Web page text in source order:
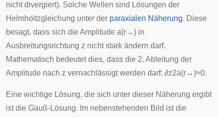
nicht divergiert). Solche Wellen sind Lösungen der
Helmholtzgleichung unter der paraxialen Näherung. Diese
besagt, dass sich die Amplitude a(r→) in
Ausbreitungsrichtung z nicht stark ändern darf.
Mathematisch bedeutet dies, dass die 2. Ableitung der
Amplitude nach z vernachlässigt werden darf: ∂z2a(r→)≈0.
Eine wichtige Lösung, die sich unter dieser Näherung ergibt
ist die Gauß-Lösung. Im nebenstehenden Bild ist die